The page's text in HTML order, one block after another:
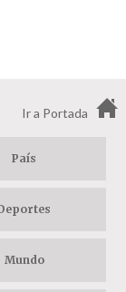
Ir a Portada
País
Mundo